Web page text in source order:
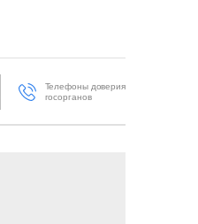
Телефоны доверия
госорганов